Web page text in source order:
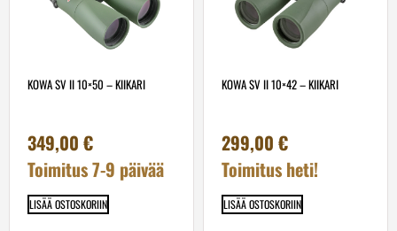
KOWA SV II 10×50 – KIIKARI
349,00 €
Toimitus 7-9 päivää
LISÄÄ OSTOSKORIIN
KOWA SV II 10×42 – KIIKARI
299,00 €
Toimitus heti!
LISÄÄ OSTOSKORIIN